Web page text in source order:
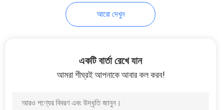
যোগাযোগের আনুষাঙ্গিক
আরো দেখুন
একটি বার্তা রেখে যান
আমরা শীঘ্রই আপনাকে আবার কল করব!